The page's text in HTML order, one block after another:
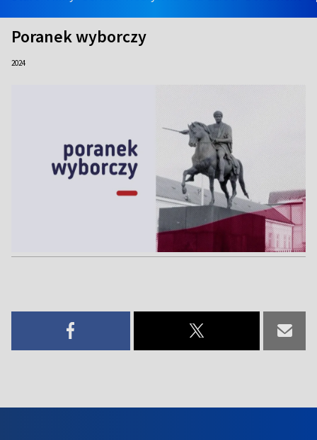
Poranek wyborczy
2024